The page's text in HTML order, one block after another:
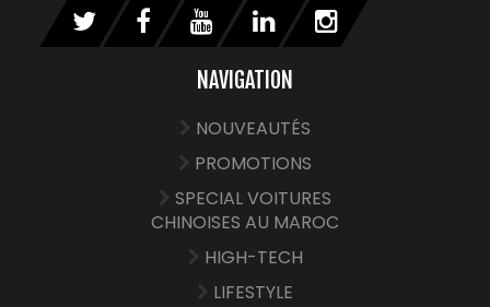
NAVIGATION
NOUVEAUTÉS
PROMOTIONS
SPECIAL VOITURES
CHINOISES AU MAROC
HIGH-TECH
LIFESTYLE